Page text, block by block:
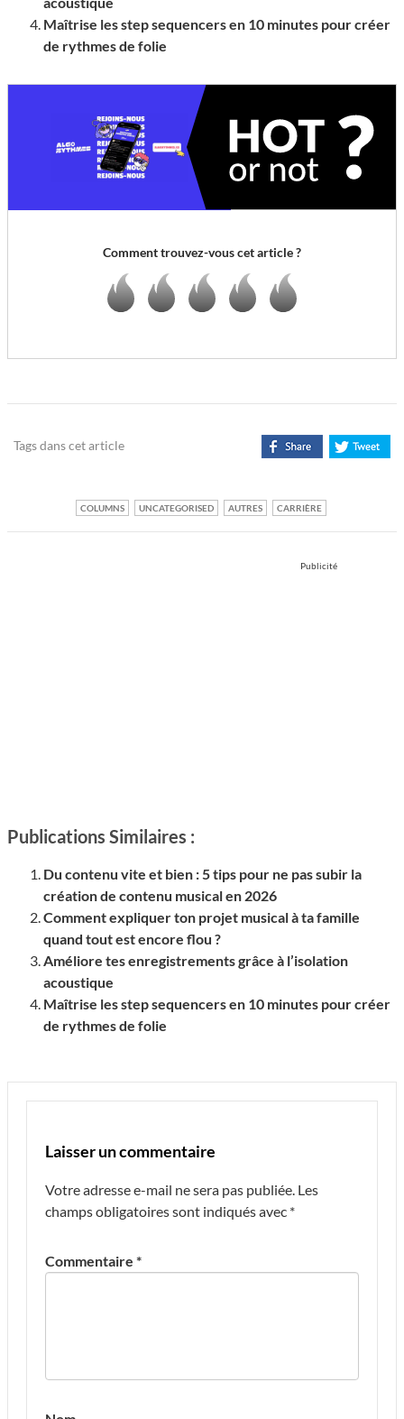
Maîtrise les step sequencers en 10 minutes pour créer
de rythmes de folie
Comment trouvez-vous cet article ?
Tags dans cet article
COLUMNS UNCATEGORISED AUTRES CARRIÈRE
Publicité
Publications Similaires :
Du contenu vite et bien : 5 tips pour ne pas subir la
création de contenu musical en 2026
Comment expliquer ton projet musical à ta famille
quand tout est encore flou ?
Améliore tes enregistrements grâce à l’isolation
acoustique
Maîtrise les step sequencers en 10 minutes pour créer
de rythmes de folie
Laisser un commentaire
Votre adresse e-mail ne sera pas publiée. Les
champs obligatoires sont indiqués avec *
Commentaire *